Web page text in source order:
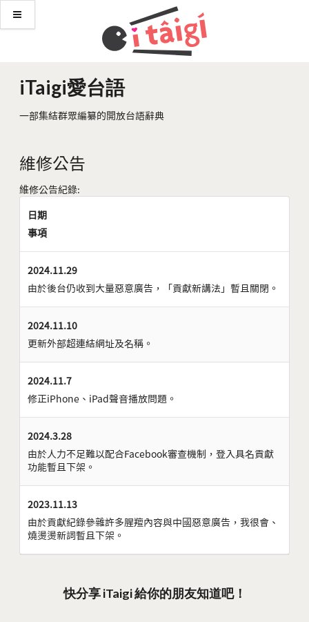
iTaigi愛台語
一部集結群眾編纂的開放台語辭典
維修公告
維修公告紀錄:
日期
事項
2024.11.29
由於後台仍收到大量惡意廣告，「貢獻新講法」暫且關閉。
2024.11.10
更新外部超連結網址及名稱。
2024.11.7
修正iPhone、iPad聲音播放問題。
2024.3.28
由於人力不足難以配合Facebook審查機制，登入具名貢獻
功能暫且下架。
2023.11.13
由於貢獻紀錄參雜許多腥羶內容與中國惡意廣告，我很會、
燒燙燙新詞暫且下架。
快分享 iTaigi 給你的朋友知道吧！